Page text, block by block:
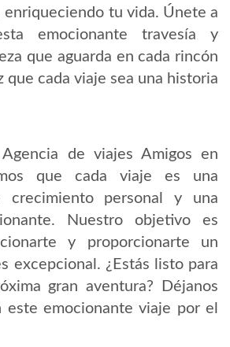
enriqueciendo tu vida. Únete a
emocionante travesía y
que aguarda en cada rincón
que cada viaje sea una historia
de viajes Amigos en
que cada viaje es una
crecimiento personal y una
Nuestro objetivo es
y proporcionarte un
excepcional. ¿Estás listo para
gran aventura? Déjanos
este emocionante viaje por el